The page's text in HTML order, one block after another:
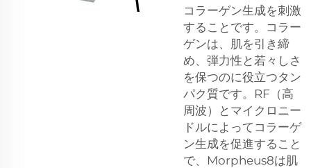
コラーゲン生成を刺激
することです。コラー
ゲンは、肌を引き締
め、弾力性と若々しさ
を保つのに役立つタン
パク質です。RF（高
周波）とマイクロニー
ドルによってコラーゲ
ン生成を促進すること
で、Morpheus8は肌